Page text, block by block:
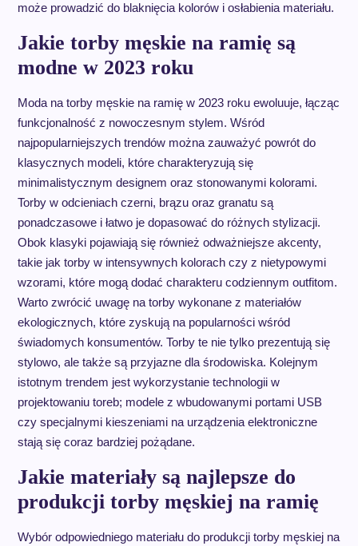
może prowadzić do blaknięcia kolorów i osłabienia materiału.
Jakie torby męskie na ramię są
modne w 2023 roku
Moda na torby męskie na ramię w 2023 roku ewoluuje, łącząc
funkcjonalność z nowoczesnym stylem. Wśród
najpopularniejszych trendów można zauważyć powrót do
klasycznych modeli, które charakteryzują się
minimalistycznym designem oraz stonowanymi kolorami.
Torby w odcieniach czerni, brązu oraz granatu są
ponadczasowe i łatwo je dopasować do różnych stylizacji.
Obok klasyki pojawiają się również odważniejsze akcenty,
takie jak torby w intensywnych kolorach czy z nietypowymi
wzorami, które mogą dodać charakteru codziennym outfitom.
Warto zwrócić uwagę na torby wykonane z materiałów
ekologicznych, które zyskują na popularności wśród
świadomych konsumentów. Torby te nie tylko prezentują się
stylowo, ale także są przyjazne dla środowiska. Kolejnym
istotnym trendem jest wykorzystanie technologii w
projektowaniu toreb; modele z wbudowanymi portami USB
czy specjalnymi kieszeniami na urządzenia elektroniczne
stają się coraz bardziej pożądane.
Jakie materiały są najlepsze do
produkcji torby męskiej na ramię
Wybór odpowiedniego materiału do produkcji torby męskiej na